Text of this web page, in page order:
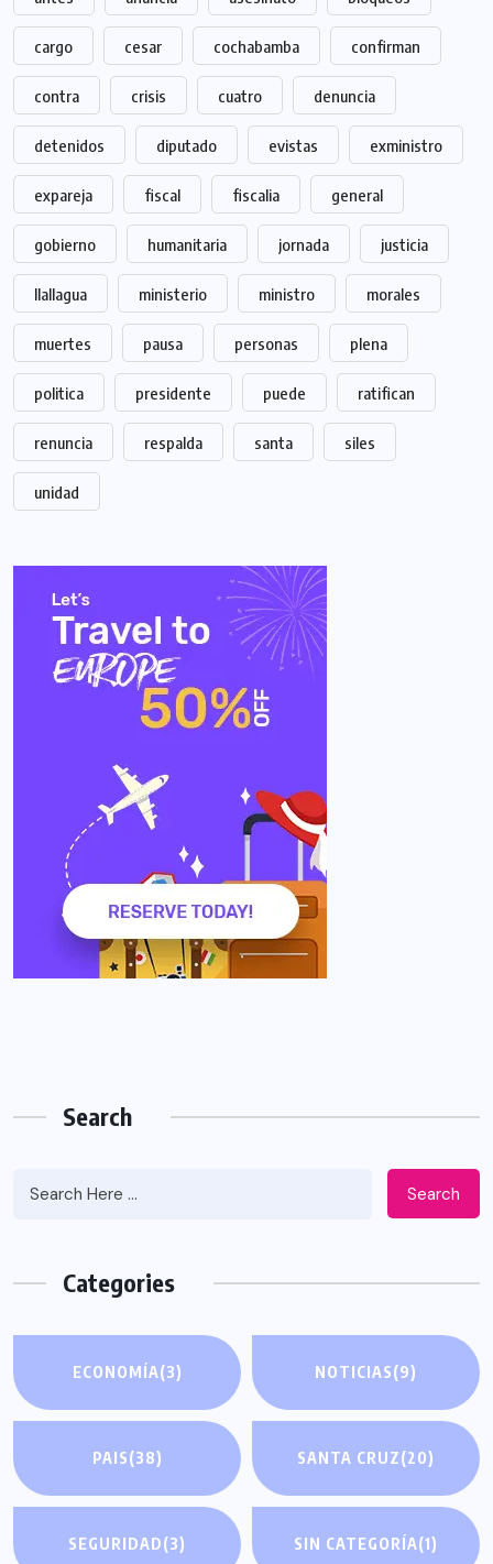
cargo cesar cochabamba confirman
contra crisis cuatro denuncia
detenidos diputado evistas exministro
expareja fiscal fiscalia general
gobierno humanitaria jornada justicia
llallagua ministerio ministro morales
muertes pausa personas plena
politica presidente puede ratifican
renuncia respalda santa siles
unidad
Search
Search
Categories
ECONOMÍA(3) NOTICIAS(9)
PAIS(38) SANTA CRUZ(20)
SEGURIDAD(3) SIN CATEGORÍA(1)